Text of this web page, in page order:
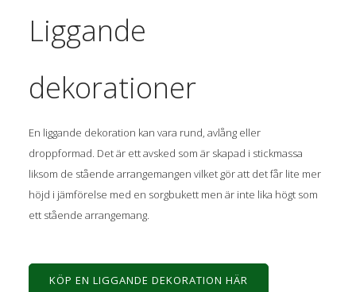
Liggande
dekorationer
En liggande dekoration kan vara rund, avlång eller
droppformad. Det är ett avsked som är skapad i stickmassa
liksom de stående arrangemangen vilket gör att det får lite mer
höjd i jämförelse med en sorgbukett men är inte lika högt som
ett stående arrangemang.
KÖP EN LIGGANDE DEKORATION HÄR